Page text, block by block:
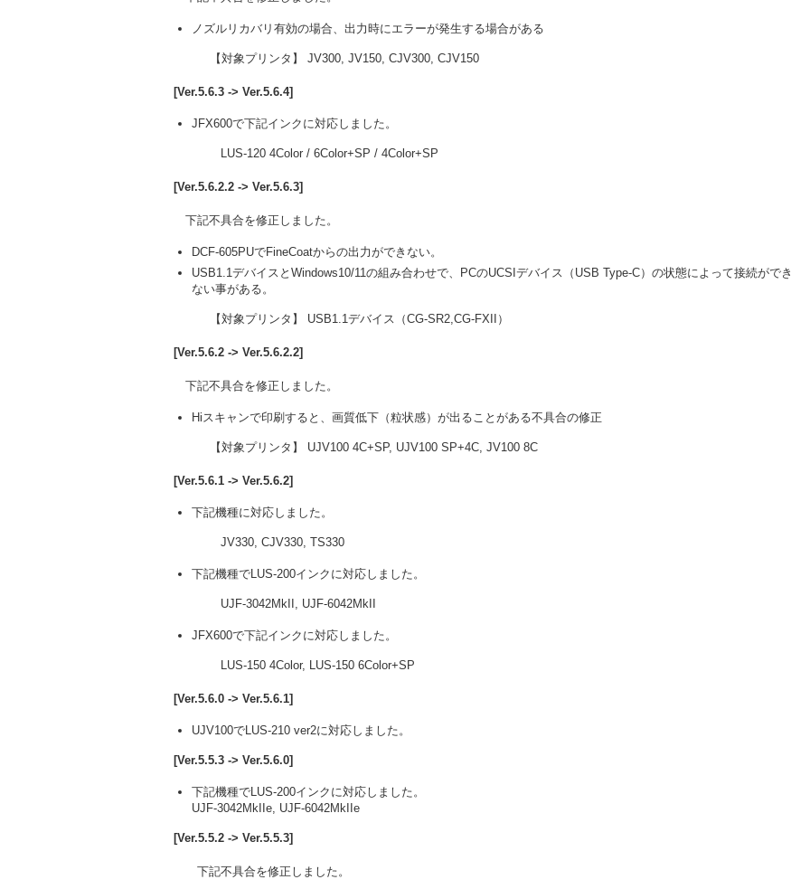
ノズルリカバリ有効の場合、出力時にエラーが発生する場合がある
【対象プリンタ】 JV300, JV150, CJV300, CJV150
[Ver.5.6.3 -> Ver.5.6.4]
JFX600で下記インクに対応しました。
LUS-120 4Color / 6Color+SP / 4Color+SP
[Ver.5.6.2.2 -> Ver.5.6.3]
下記不具合を修正しました。
DCF-605PUでFineCoatからの出力ができない。
USB1.1デバイスとWindows10/11の組み合わせで、PCのUCSIデバイス（USB Type-C）の状態によって接続ができ
ない事がある。
【対象プリンタ】 USB1.1デバイス（CG-SR2,CG-FXII）
[Ver.5.6.2 -> Ver.5.6.2.2]
下記不具合を修正しました。
Hiスキャンで印刷すると、画質低下（粒状感）が出ることがある不具合の修正
【対象プリンタ】 UJV100 4C+SP, UJV100 SP+4C, JV100 8C
[Ver.5.6.1 -> Ver.5.6.2]
下記機種に対応しました。
JV330, CJV330, TS330
下記機種でLUS-200インクに対応しました。
UJF-3042MkII, UJF-6042MkII
JFX600で下記インクに対応しました。
LUS-150 4Color, LUS-150 6Color+SP
[Ver.5.6.0 -> Ver.5.6.1]
UJV100でLUS-210 ver2に対応しました。
[Ver.5.5.3 -> Ver.5.6.0]
下記機種でLUS-200インクに対応しました。
UJF-3042MkIIe, UJF-6042MkIIe
[Ver.5.5.2 -> Ver.5.5.3]
下記不具合を修正しました。